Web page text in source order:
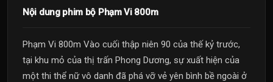
Nội dung phim bộ Phạm Vi 800m
Phạm Vi 800m Vào cuối thập niên 90 của thế kỷ trước,
tại khu mỏ của thị trấn Phong Dương, sự xuất hiện của
một thi thể nữ vô danh đã phá vỡ vẻ yên bình bề ngoài ở